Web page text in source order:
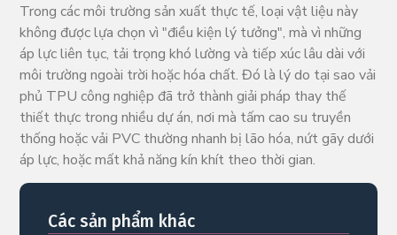
Trong các môi trường sản xuất thực tế, loại vật liệu này
không được lựa chọn vì "điều kiện lý tưởng", mà vì những
áp lực liên tục, tải trọng khó lường và tiếp xúc lâu dài với
môi trường ngoài trời hoặc hóa chất. Đó là lý do tại sao vải
phủ TPU công nghiệp đã trở thành giải pháp thay thế
thiết thực trong nhiều dự án, nơi mà tấm cao su truyền
thống hoặc vải PVC thường nhanh bị lão hóa, nứt gãy dưới
áp lực, hoặc mất khả năng kín khít theo thời gian.
Các sản phẩm khác